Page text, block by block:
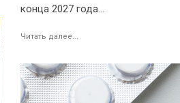
конца 2027 года...
Читать далее...